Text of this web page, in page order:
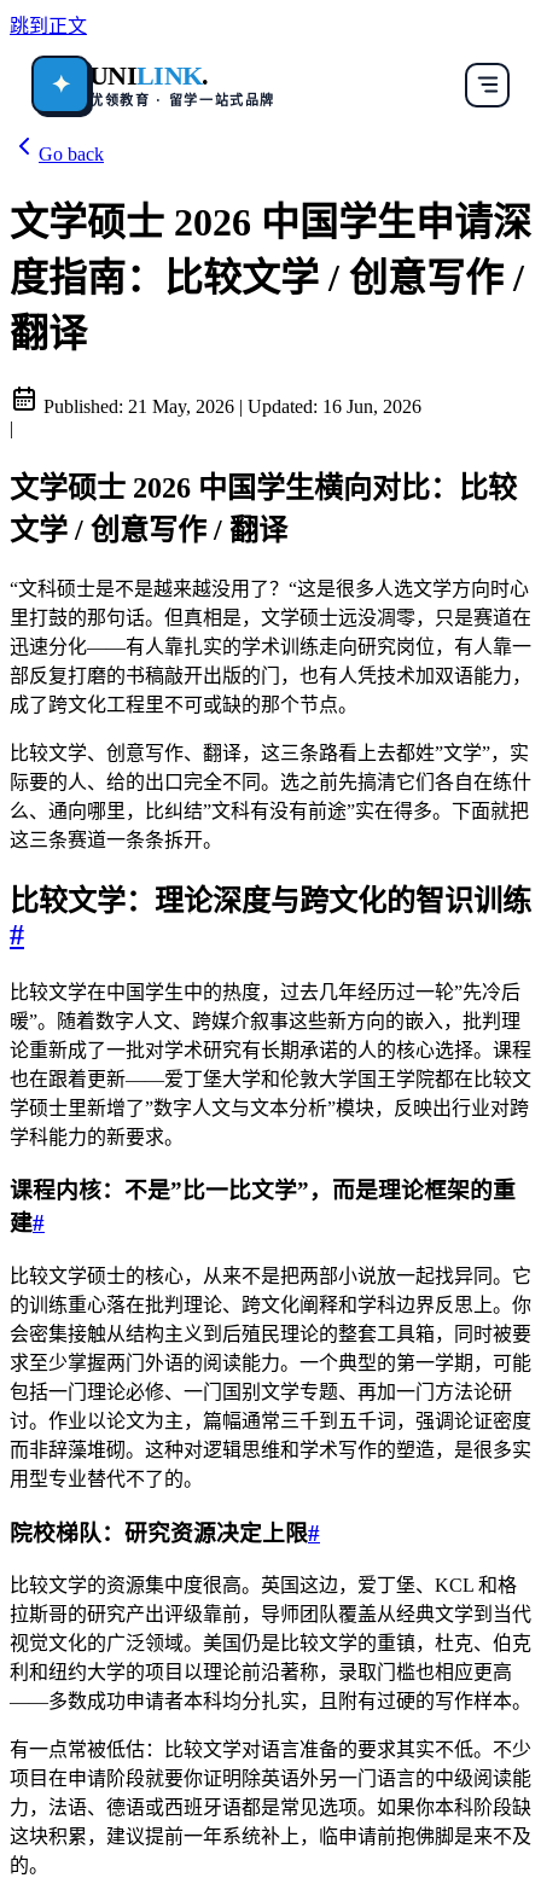
跳到正文
✦ UNILINK.
优领教育 · 留学一站式品牌
Go back
文学硕士 2026 中国学生申请深
度指南：比较文学 / 创意写作 /
翻译
Published: 21 May, 2026 | Updated: 16 Jun, 2026
|
文学硕士 2026 中国学生横向对比：比较
文学 / 创意写作 / 翻译
“文科硕士是不是越来越没用了？“这是很多人选文学方向时心
里打鼓的那句话。但真相是，文学硕士远没凋零，只是赛道在
迅速分化——有人靠扎实的学术训练走向研究岗位，有人靠一
部反复打磨的书稿敲开出版的门，也有人凭技术加双语能力，
成了跨文化工程里不可或缺的那个节点。
比较文学、创意写作、翻译，这三条路看上去都姓”文学”，实
际要的人、给的出口完全不同。选之前先搞清它们各自在练什
么、通向哪里，比纠结”文科有没有前途”实在得多。下面就把
这三条赛道一条条拆开。
比较文学：理论深度与跨文化的智识训练
#
比较文学在中国学生中的热度，过去几年经历过一轮”先冷后
暖”。随着数字人文、跨媒介叙事这些新方向的嵌入，批判理
论重新成了一批对学术研究有长期承诺的人的核心选择。课程
也在跟着更新——爱丁堡大学和伦敦大学国王学院都在比较文
学硕士里新增了”数字人文与文本分析”模块，反映出行业对跨
学科能力的新要求。
课程内核：不是”比一比文学”，而是理论框架的重
建#
比较文学硕士的核心，从来不是把两部小说放一起找异同。它
的训练重心落在批判理论、跨文化阐释和学科边界反思上。你
会密集接触从结构主义到后殖民理论的整套工具箱，同时被要
求至少掌握两门外语的阅读能力。一个典型的第一学期，可能
包括一门理论必修、一门国别文学专题、再加一门方法论研
讨。作业以论文为主，篇幅通常三千到五千词，强调论证密度
而非辞藻堆砌。这种对逻辑思维和学术写作的塑造，是很多实
用型专业替代不了的。
院校梯队：研究资源决定上限#
比较文学的资源集中度很高。英国这边，爱丁堡、KCL 和格
拉斯哥的研究产出评级靠前，导师团队覆盖从经典文学到当代
视觉文化的广泛领域。美国仍是比较文学的重镇，杜克、伯克
利和纽约大学的项目以理论前沿著称，录取门槛也相应更高
——多数成功申请者本科均分扎实，且附有过硬的写作样本。
有一点常被低估：比较文学对语言准备的要求其实不低。不少
项目在申请阶段就要你证明除英语外另一门语言的中级阅读能
力，法语、德语或西班牙语都是常见选项。如果你本科阶段缺
这块积累，建议提前一年系统补上，临申请前抱佛脚是来不及
的。